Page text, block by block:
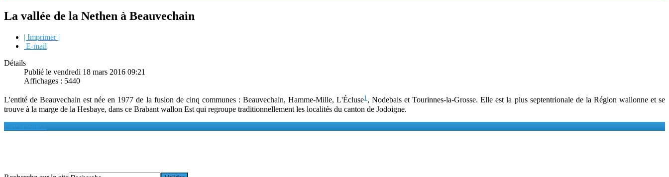
La vallée de la Nethen à Beauvechain
| Imprimer |
E-mail
Détails
Publié le vendredi 18 mars 2016 09:21
Affichages : 5440
L'entité de Beauvechain est née en 1977 de la fusion de cinq communes : Beauvechain, Hamme-Mille, L'Écluse1 , Nodebais et Tourinnes-la-Grosse. Elle est la plus septentrionale de la Région wallonne et se
trouve à la marge de la Hesbaye, dans ce Brabant wallon Est qui regroupe traditionnellement les localités du canton de Jodoigne.
Lire la suite...